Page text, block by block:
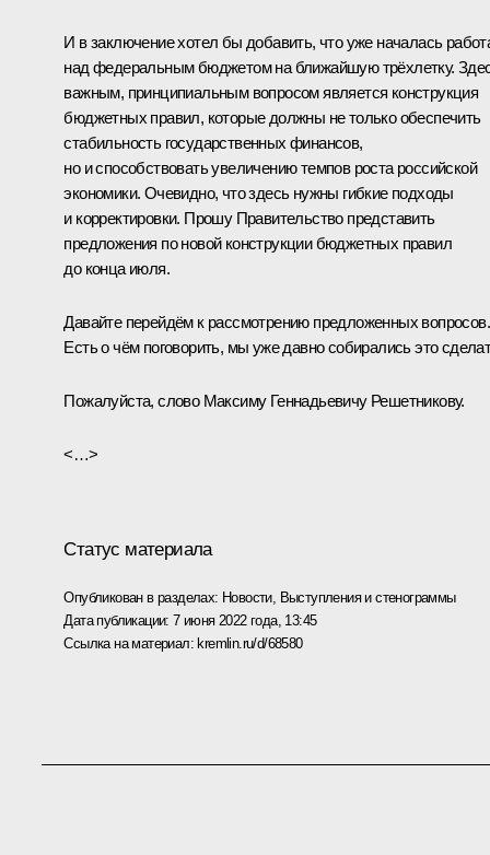
И в заключение хотел бы добавить, что уже началась
над федеральным бюджетом на ближайшую трёхлетку.
важным, принципиальным вопросом является конструкция
бюджетных правил, которые должны не только обеспечить
стабильность государственных финансов,
но и способствовать увеличению темпов роста российской
экономики. Очевидно, что здесь нужны гибкие подходы
и корректировки. Прошу Правительство представить
предложения по новой конструкции бюджетных правил
до конца июля.
Давайте перейдём к рассмотрению предложенных вопросов.
Есть о чём поговорить, мы уже давно собирались это
Пожалуйста, слово Максиму Геннадьевичу Решетникову.
<…>
Статус материала
Опубликован в разделах: Новости, Выступления и стенограммы
Дата публикации:7 июня 2022 года, 13:45
Ссылка на материал: kremlin.ru/d/68580